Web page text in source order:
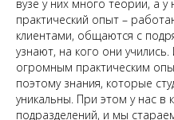
вузе у них много теории, а
практический опыт –
клиентами, общаются с
узнают, на кого они
огромным практическим
поэтому знания, которые
уникальны. При этом у нас в
подразделений, и мы